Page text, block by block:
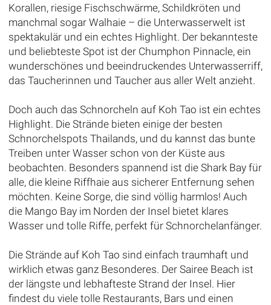
Korallen, riesige Fischschwärme, Schildkröten und
manchmal sogar Walhaie – die Unterwasserwelt ist
spektakulär und ein echtes Highlight. Der bekannteste
und beliebteste Spot ist der Chumphon Pinnacle, ein
wunderschönes und beeindruckendes Unterwasserriff,
das Taucherinnen und Taucher aus aller Welt anzieht.
Doch auch das Schnorcheln auf Koh Tao ist ein echtes
Highlight. Die Strände bieten einige der besten
Schnorchelspots Thailands, und du kannst das bunte
Treiben unter Wasser schon von der Küste aus
beobachten. Besonders spannend ist die Shark Bay für
alle, die kleine Riffhaie aus sicherer Entfernung sehen
möchten. Keine Sorge, die sind völlig harmlos! Auch
die Mango Bay im Norden der Insel bietet klares
Wasser und tolle Riffe, perfekt für Schnorchelanfänger.
Die Strände auf Koh Tao sind einfach traumhaft und
wirklich etwas ganz Besonderes. Der Sairee Beach ist
der längste und lebhafteste Strand der Insel. Hier
findest du viele tolle Restaurants, Bars und einen